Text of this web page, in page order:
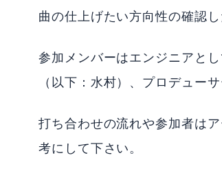
曲の仕上げたい方向性の確認
参加メンバーはエンジニアと
（以下：水村）、プロデューサ
打ち合わせの流れや参加者は
考にして下さい。